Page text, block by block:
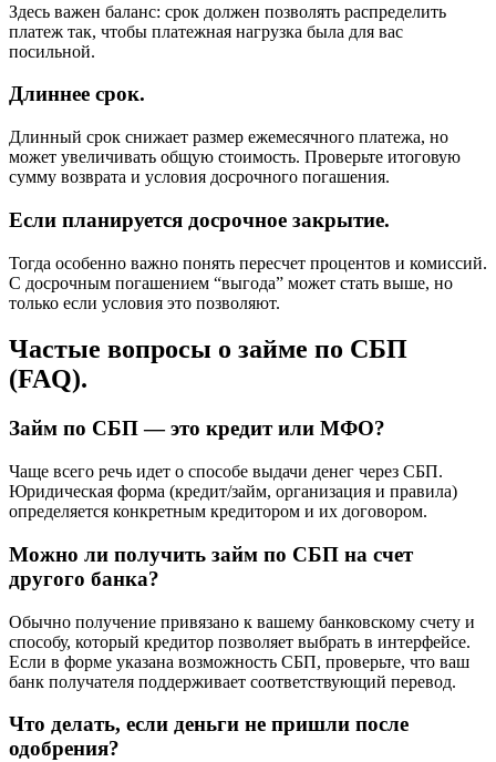
Здесь важен баланс: срок должен позволять распределить
платеж так, чтобы платежная нагрузка была для вас
посильной.
Длиннее срок.
Длинный срок снижает размер ежемесячного платежа, но
может увеличивать общую стоимость. Проверьте итоговую
сумму возврата и условия досрочного погашения.
Если планируется досрочное закрытие.
Тогда особенно важно понять пересчет процентов и комиссий.
С досрочным погашением “выгода” может стать выше, но
только если условия это позволяют.
Частые вопросы о займе по СБП
(FAQ).
Займ по СБП — это кредит или МФО?
Чаще всего речь идет о способе выдачи денег через СБП.
Юридическая форма (кредит/займ, организация и правила)
определяется конкретным кредитором и их договором.
Можно ли получить займ по СБП на счет
другого банка?
Обычно получение привязано к вашему банковскому счету и
способу, который кредитор позволяет выбрать в интерфейсе.
Если в форме указана возможность СБП, проверьте, что ваш
банк получателя поддерживает соответствующий перевод.
Что делать, если деньги не пришли после
одобрения?